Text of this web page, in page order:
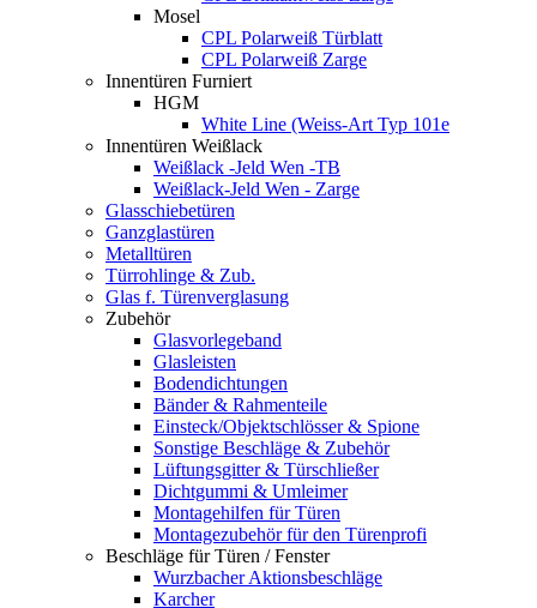
Mosel
CPL Polarweiß Türblatt
CPL Polarweiß Zarge
Innentüren Furniert
HGM
White Line (Weiss-Art Typ 101e
Innentüren Weißlack
Weißlack -Jeld Wen -TB
Weißlack-Jeld Wen - Zarge
Glasschiebetüren
Ganzglastüren
Metalltüren
Türrohlinge & Zub.
Glas f. Türenverglasung
Zubehör
Glasvorlegeband
Glasleisten
Bodendichtungen
Bänder & Rahmenteile
Einsteck/Objektschlösser & Spione
Sonstige Beschläge & Zubehör
Lüftungsgitter & Türschließer
Dichtgummi & Umleimer
Montagehilfen für Türen
Montagezubehör für den Türenprofi
Beschläge für Türen / Fenster
Wurzbacher Aktionsbeschläge
Karcher